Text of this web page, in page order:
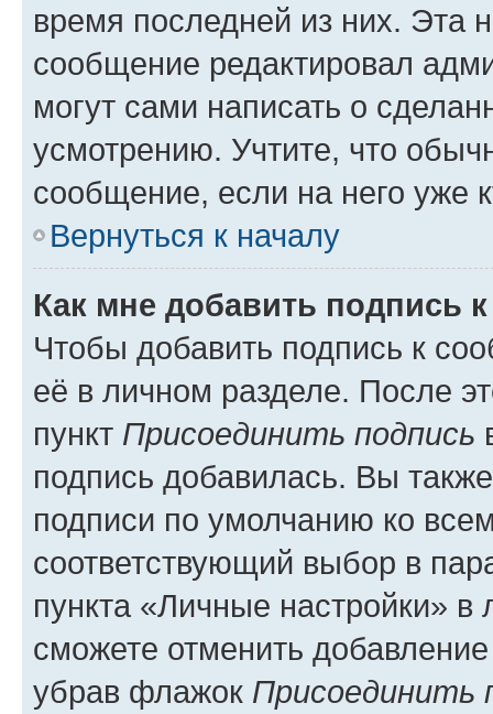
время последней из них. Эта
сообщение редактировал
могут сами написать о
усмотрению. Учтите, что
сообщение, если на него уже
Вернуться к началу
Как мне добавить подпись
Чтобы добавить подпись к
её в личном разделе. После
пункт Присоединить подпись
подпись добавилась. Вы
подписи по умолчанию ко
соответствующий выбор в
пункта «Личные настройки»
сможете отменить
убрав флажок Присоединить